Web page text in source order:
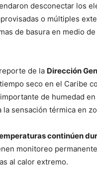
desconectar los
o múltiples
de basura en medio
de la Dirección
seco en el Caribe
de humedad
sensación térmica en
continúen
monitoreo
al calor extremo.